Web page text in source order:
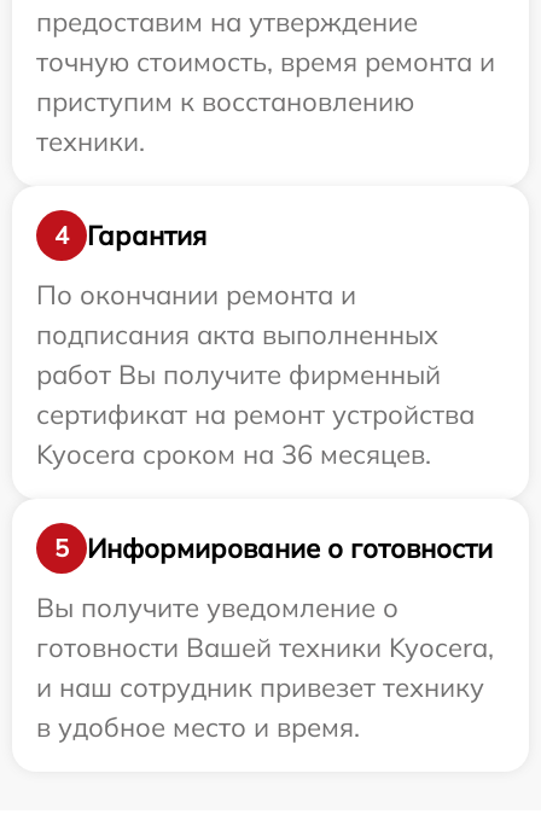
предоставим на утверждение
точную стоимость, время ремонта и
приступим к восстановлению
техники.
4
Гарантия
По окончании ремонта и
подписания акта выполненных
работ Вы получите фирменный
сертификат на ремонт устройства
Kyocera сроком на 36 месяцев.
5
Информирование о готовности
Вы получите уведомление о
готовности Вашей техники Kyocera,
и наш сотрудник привезет технику
в удобное место и время.